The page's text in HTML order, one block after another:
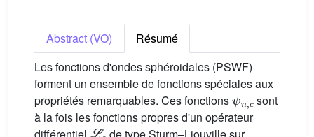
Abstract (VO)
Résumé
Les fonctions d'ondes sphéroidales (PSWF)
forment un ensemble de fonctions spéciales aux
propriétés remarquables. Ces fonctions
ψn,c
sont
à la fois les fonctions propres d'un opérateur
Lc